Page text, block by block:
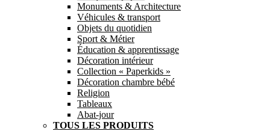
Monuments & Architecture
Véhicules & transport
Objets du quotidien
Sport & Métier
Éducation & apprentissage
Décoration intérieur
Collection « Paperkids »
Décoration chambre bébé
Religion
Tableaux
Abat-jour
TOUS LES PRODUITS